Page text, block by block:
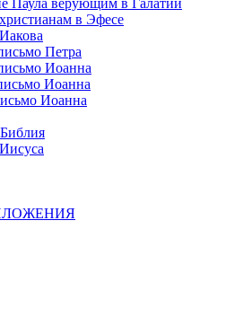
Паула верующим в Галатии
в Эфесе
Петра
Иоанна
Иоанна
Иоанна